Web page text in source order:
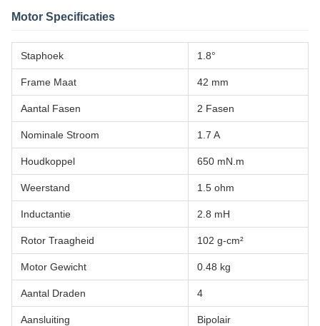
Motor Specificaties
Staphoek 1.8°
Frame Maat 42 mm
Aantal Fasen 2 Fasen
Nominale Stroom 1.7 A
Houdkoppel 650 mN.m
Weerstand 1.5 ohm
Inductantie 2.8 mH
Rotor Traagheid 102 g-cm²
Motor Gewicht 0.48 kg
Aantal Draden 4
Aansluiting Bipolair